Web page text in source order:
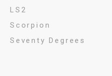
LS2
Scorpion
Seventy Degrees